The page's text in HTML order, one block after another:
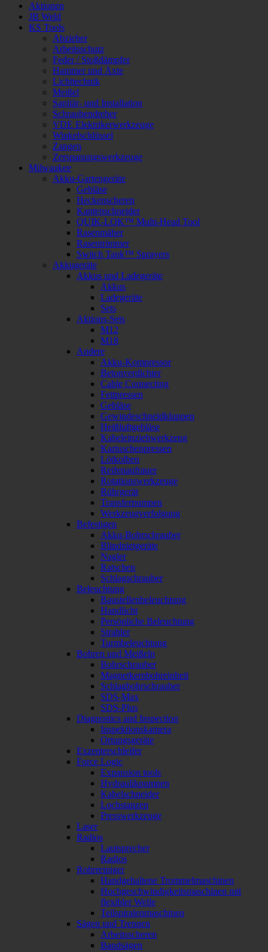
Aktionen
JB Weld
KS Tools
Abzieher
Arbeitsschutz
Feder / Stoßdämpfer
Hammer und Äxte
Lichttechnik
Meißel
Sanitär- und Installation
Schraubendreher
VDE Elektrikerwerkzeuge
Winkelschlüssel
Zangen
Zerspanungswerkzeuge
Milwaukee
Akku-Gartengeräte
Gebläse
Heckenscheren
Kantenschneider
QUIK-LOK™ Multi-Head Tool
Rasenmäher
Rasentrimmer
Switch Tank™ Sprayers
Akkugeräte
Akkus und Ladegeräte
Akkus
Ladegeräte
Sets
Aktions-Sets
M12
M18
Andere
Akku-Kompressor
Betonverdichter
Cable Connecting
Fettpressen
Gebläse
Gewindeschneidkluppen
Heißluftgebläse
Kabeleinziehwerkzeug
Kartuschenpressen
Lötkolben
Reifenaufrauer
Rotationswerkzeuge
Rührgerät
Transferpumpen
Werkzeugverfolgung
Befestigen
Akku-Bohrschrauber
Blindnietgeräte
Nagler
Ratschen
Schlagschrauber
Beleuchtung
Baustellenbeleuchtung
Handlicht
Persönliche Beleuchtung
Strahler
Turmbeleuchtung
Bohren und Meißeln
Bohrschrauber
Magnetkernbohreinheit
Schlagbohrschrauber
SDS-Max
SDS-Plus
Diagnostics and Inspection
Inspektionskamera
Ortungsgeräte
Exzenterschleifer
Force Logic
Expansion tools
Hydraulikpumpen
Kabelschneider
Lochstanzen
Presswerkzeuge
Laser
Radios
Lautsprecher
Radios
Rohrreiniger
Handgehaltene Trommelmaschinen
Hochgeschwindigkeitsmaschinen mit
flexibler Welle
Teilspiralenmaschinen
Sägen und Trennen
Arbeitsscheren
Bandsägen